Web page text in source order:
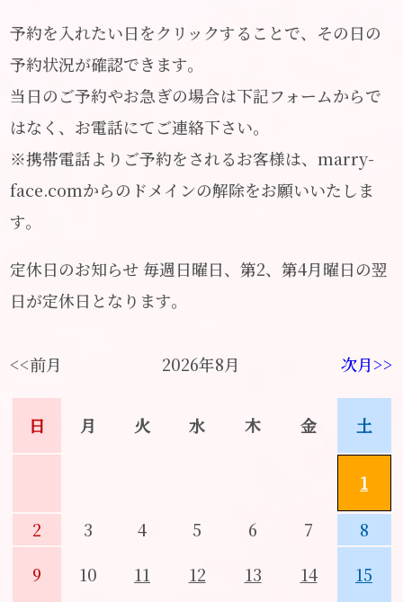
予約を入れたい日をクリックすることで、その日の
予約状況が確認できます。
当日のご予約やお急ぎの場合は下記フォームからで
はなく、お電話にてご連絡下さい。
※携帯電話よりご予約をされるお客様は、marry-
face.comからのドメインの解除をお願いいたしま
す。
定休日のお知らせ 毎週日曜日、第2、第4月曜日の翌
日が定休日となります。
<<前月 2026年8月 次月>>
日 月 火 水 木 金 土
1
2
3 4 5 6 7
8
9
10 11 12 13 14 15